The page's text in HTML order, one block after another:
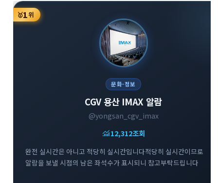
🥇1위
문화·정보
CGV 용산 IMAX 알람
@yongsan_cgv_imax
monitoring12,312조회
완전 실시간은 아니고 적당히 실시간입니다적당히 실시간이므로
알람을 보낼 시점의 남은 좌석수가 표시되니 참고부탁드립니다